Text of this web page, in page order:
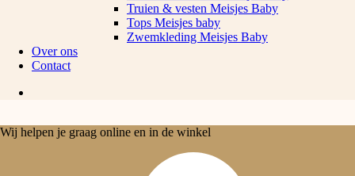
Truien & vesten Meisjes Baby
Tops Meisjes baby
Zwemkleding Meisjes Baby
Over ons
Contact
Wij helpen je graag online en in de winkel